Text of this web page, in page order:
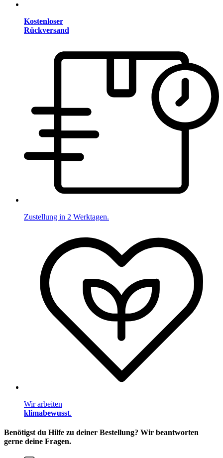
Kostenloser
Rückversand
Zustellung in 2 Werktagen.
Wir arbeiten
klimabewusst.
Benötigst du Hilfe zu deiner Bestellung? Wir beantworten
gerne deine Fragen.